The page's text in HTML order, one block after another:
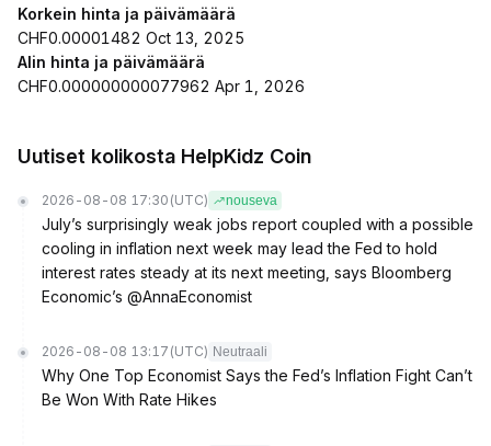
Korkein hinta ja päivämäärä
CHF0.00001482 Oct 13, 2025
Alin hinta ja päivämäärä
CHF0.000000000077962 Apr 1, 2026
Uutiset kolikosta HelpKidz Coin
2026-08-08 17:30 (UTC) nouseva
July’s surprisingly weak jobs report coupled with a possible
cooling in inflation next week may lead the Fed to hold
interest rates steady at its next meeting, says Bloomberg
Economic’s @AnnaEconomist
2026-08-08 13:17 (UTC) Neutraali
Why One Top Economist Says the Fed’s Inflation Fight Can’t
Be Won With Rate Hikes